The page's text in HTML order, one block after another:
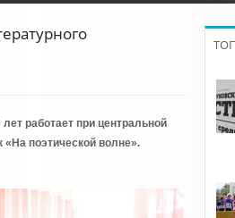
работает при центральной
«На поэтической волне».